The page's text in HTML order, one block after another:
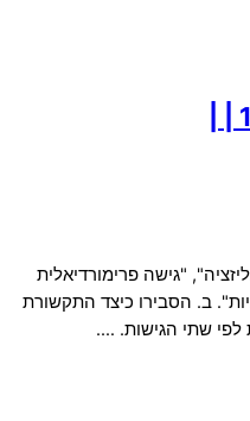
"גישה פרימורדיאלית
ב. הסבירו כיצד התקשורת
לפי שתי הגישות. ….